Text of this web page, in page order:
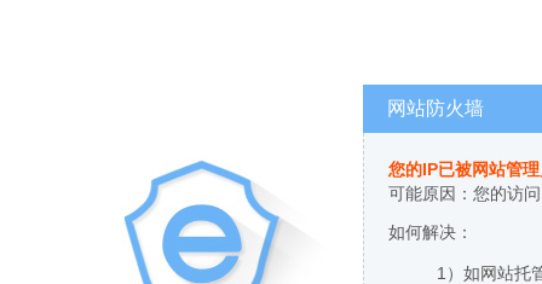
网站防火墙
您的IP已被网站管
可能原因：您的访
如何解决：
1）如网站托